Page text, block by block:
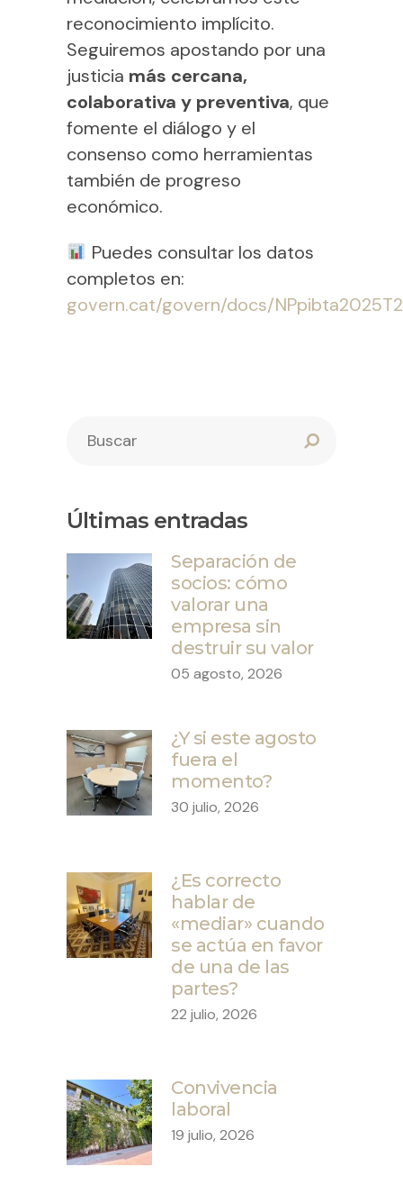
reconocimiento implícito.
Seguiremos apostando por una
justicia más cercana,
colaborativa y preventiva, que
fomente el diálogo y el
consenso como herramientas
también de progreso
económico.
Puedes consultar los datos
completos en:
govern.cat/govern/docs/
Últimas entradas
Separación de
socios: cómo
valorar una
empresa sin
destruir su valor
05 agosto, 2026
¿Y si este agosto
fuera el
momento?
30 julio, 2026
¿Es correcto
hablar de
«mediar» cuando
se actúa en favor
de una de las
partes?
22 julio, 2026
Convivencia
laboral
19 julio, 2026